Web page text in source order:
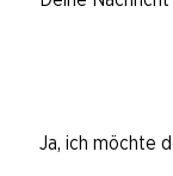
Ja, ich möchte